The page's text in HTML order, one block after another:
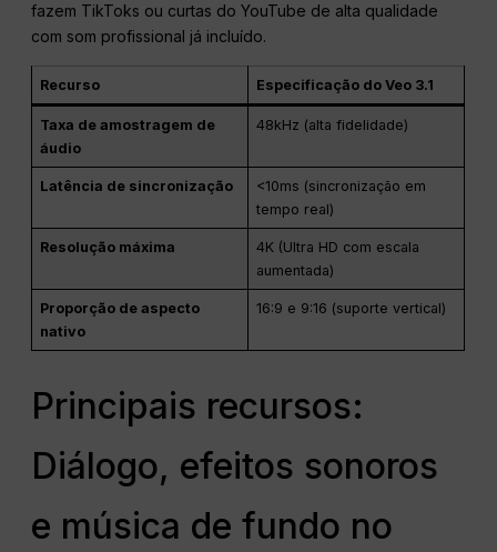
fazem TikToks ou curtas do YouTube de alta qualidade
com som profissional já incluído.
Recurso Especificação do Veo 3.1
Taxa de amostragem de
áudio
48kHz (alta fidelidade)
Latência de sincronização
<10ms (sincronização em
tempo real)
Resolução máxima
4K (Ultra HD com escala
aumentada)
Proporção de aspecto
nativo
16:9 e 9:16 (suporte vertical)
Principais recursos:
Diálogo, efeitos sonoros
e música de fundo no